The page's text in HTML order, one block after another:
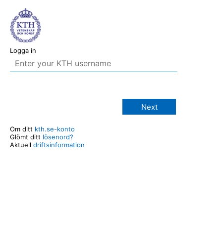
Logga in
Next
Om ditt kth.se-konto
Glömt ditt lösenord?
Aktuell driftsinformation